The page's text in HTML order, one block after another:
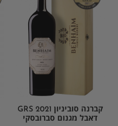
קברנה סוביניון GRS 2021
דאבל מגנום סברובסקי